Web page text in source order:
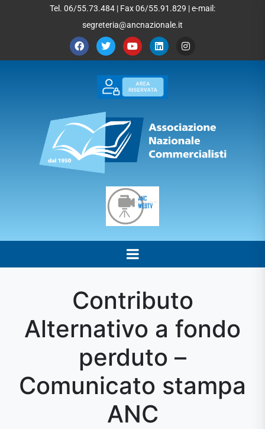
Tel. 06/55.73.484 | Fax 06/55.91.829 | e-mail:
segreteria@ancnazionale.it
Contributo
Alternativo a fondo
perduto –
Comunicato stampa
ANC